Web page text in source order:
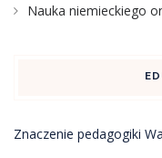
Nauka niemieckiego
Znaczenie pedagogiki